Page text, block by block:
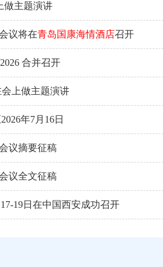
做主题演讲
议将在青岛国康海情酒店召开
合并召开
会上做主题演讲
年7月16日
议摘要征稿
议全文征稿
19日在中国西安成功召开